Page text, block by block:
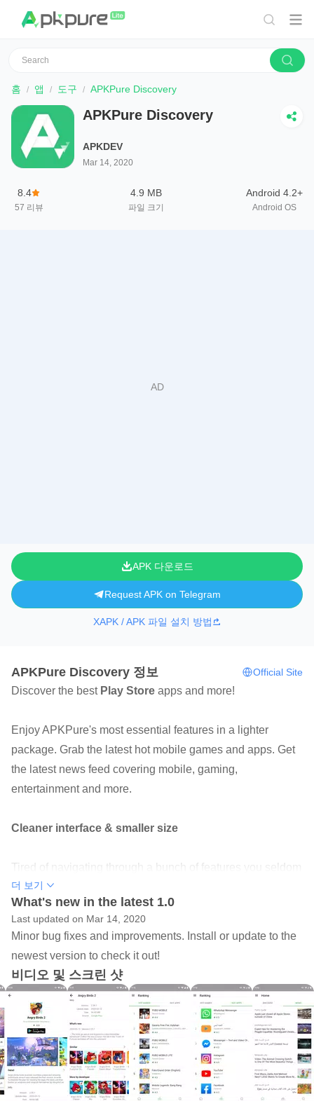
홈 앱 도구 APKPure Discovery
APKPure Discovery
APKDEV
Mar 14, 2020
8.4
57 리뷰
4.9 MB
파일 크기
Android 4.2+
Android OS
APK 다운로드
Request APK on Telegram
XAPK / APK 파일 설치 방법
APKPure Discovery 정보 Official Site
Discover the best Play Store apps and more!
Enjoy APKPure's most essential features in a lighter
package. Grab the latest hot mobile games and apps. Get
the latest news feed covering mobile, gaming,
entertainment and more.
Cleaner interface & smaller size
Tired of navigating through a bunch of features you seldom
use on the normal APKPure app? We got you. No
confusing buttons, plain and simple.
Multi-language support
We want you to enjoy the app no matter where you are on
the planet. So we have been adding multi-language
support one by one, including English, simplified Chinese
and traditional Chinese.
No need for logging in with an account
더 보기
What's new in the latest 1.0
Last updated on Mar 14, 2020
Minor bug fixes and improvements. Install or update to the
newest version to check it out!
비디오 및 스크린 샷